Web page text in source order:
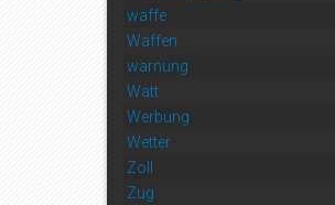
waffe
Waffen
warnung
Watt
Werbung
Wetter
Zoll
Zug